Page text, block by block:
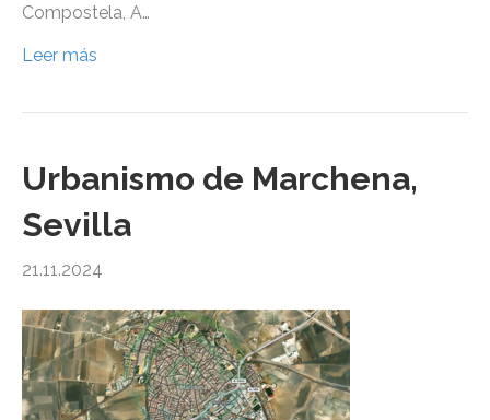
Compostela, A…
Leer más
Urbanismo de Marchena,
Sevilla
21.11.2024